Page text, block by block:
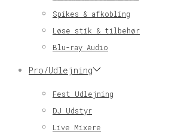
Spikes & afkobling
Løse stik & tilbehør
Blu-ray Audio
Pro/Udlejning
Fest Udlejning
DJ Udstyr
Live Mixere